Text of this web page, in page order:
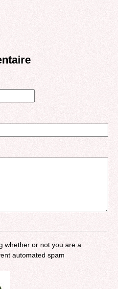
whether or not you are a
automated spam